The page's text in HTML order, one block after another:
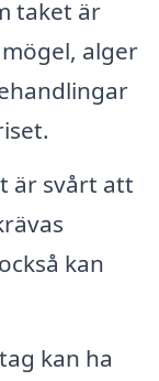
taket är
alger
är svårt att
kan
kan ha